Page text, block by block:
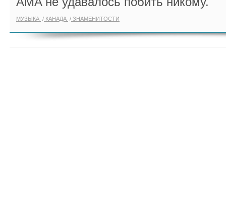
МУЗЫКА КАНАДА ЗНАМЕНИТОСТИ